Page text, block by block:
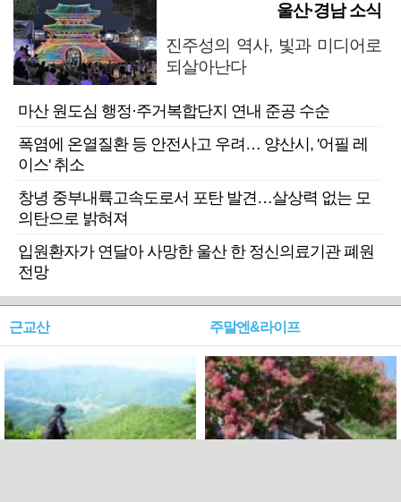
울산·경남 소식
진주성의 역사, 빛과 미디어로
되살아난다
마산 원도심 행정·주거복합단지 연내 준공 수순
폭염에 온열질환 등 안전사고 우려… 양산시, '어필 레
이스' 취소
창녕 중부내륙고속도로서 포탄 발견…살상력 없는 모
의탄으로 밝혀져
입원환자가 연달아 사망한 울산 한 정신의료기관 폐원
전망
근교산 주말엔&라이프